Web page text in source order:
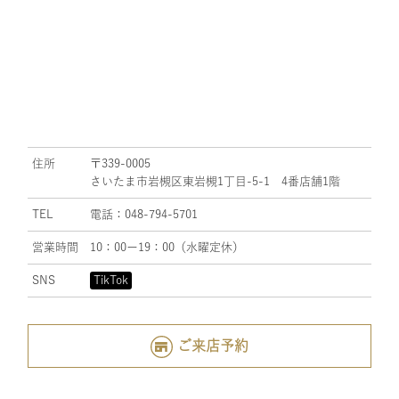
住所
〒339-0005
さいたま市岩槻区東岩槻1丁目-5-1 4番店舗1階
TEL 電話：048-794-5701
営業時間 10：00ー19：00（水曜定休）
SNS TikTok
ご来店予約